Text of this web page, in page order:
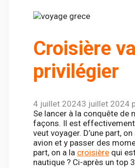
Croisière
privilégier
4 juillet 20243 juillet 2024
Se lancer à la conquête de
façons. Il est
veut voyager. D’une part,
avion et y passer des
part, on a la croisière qui
nautique ? Ci-après un top